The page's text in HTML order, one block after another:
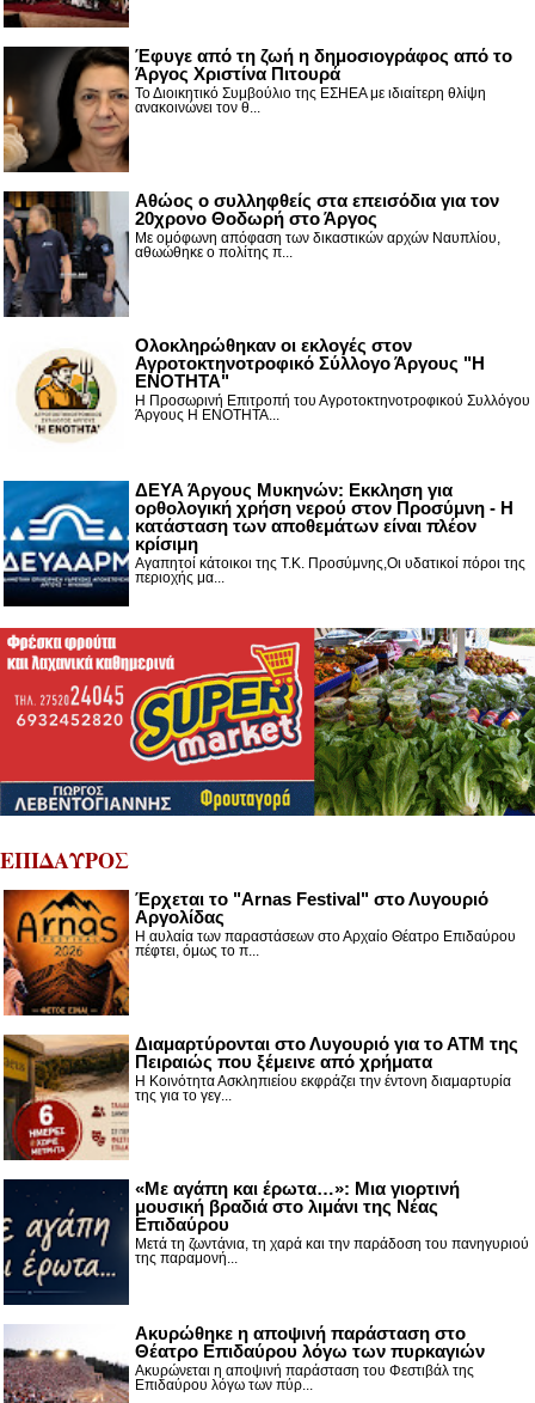
Έφυγε από τη ζωή η δημοσιογράφος από το
Άργος Χριστίνα Πιτουρά
Το Διοικητικό Συμβούλιο της ΕΣΗΕΑ με ιδιαίτερη θλίψη
ανακοινώνει τον θ...
Αθώος ο συλληφθείς στα επεισόδια για τον
20χρονο Θοδωρή στο Άργος
Με ομόφωνη απόφαση των δικαστικών αρχών Ναυπλίου,
αθωώθηκε ο πολίτης π...
Ολοκληρώθηκαν οι εκλογές στον
Αγροτοκτηνοτροφικό Σύλλογο Άργους "Η
ΕΝΟΤΗΤΑ"
Η Προσωρινή Επιτροπή του Αγροτοκτηνοτροφικού Συλλόγου
Άργους Η ΕΝΟΤΗΤΑ...
ΔΕΥΑ Άργους Μυκηνών: Εκκληση για
ορθολογική χρήση νερού στον Προσύμνη - Η
κατάσταση των αποθεμάτων είναι πλέον
κρίσιμη
Αγαπητοί κάτοικοι της Τ.Κ. Προσύμνης,Οι υδατικοί πόροι της
περιοχής μα...
ΕΠΙΔΑΥΡΟΣ
Έρχεται το "Arnas Festival" στο Λυγουριό
Αργολίδας
Η αυλαία των παραστάσεων στο Αρχαίο Θέατρο Επιδαύρου
πέφτει, όμως το π...
Διαμαρτύρονται στο Λυγουριό για το ΑΤΜ της
Πειραιώς που ξέμεινε από χρήματα
Η Κοινότητα Ασκληπιείου εκφράζει την έντονη διαμαρτυρία
της για το γεγ...
«Με αγάπη και έρωτα…»: Μια γιορτινή
μουσική βραδιά στο λιμάνι της Νέας
Επιδαύρου
Μετά τη ζωντάνια, τη χαρά και την παράδοση του πανηγυριού
της παραμονή...
Ακυρώθηκε η αποψινή παράσταση στο
Θέατρο Επιδαύρου λόγω των πυρκαγιών
Ακυρώνεται η αποψινή παράσταση του Φεστιβάλ της
Επιδαύρου λόγω των πύρ...